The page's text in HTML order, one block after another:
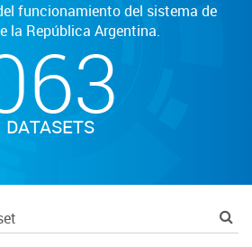
funcionamiento del sistema de
la República Argentina.
DATASETS